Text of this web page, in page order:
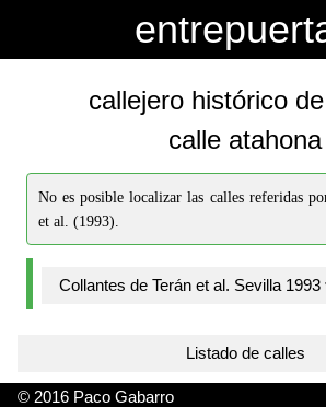
callejero histórico
calle atahona
No es posible localizar las calles referidas
et al. (1993).
Listado de calles
© 2016 Paco Gabarro